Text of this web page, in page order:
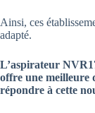
Ainsi, ces
adapté.
L’aspirateur
offre une meilleure
répondre à cette